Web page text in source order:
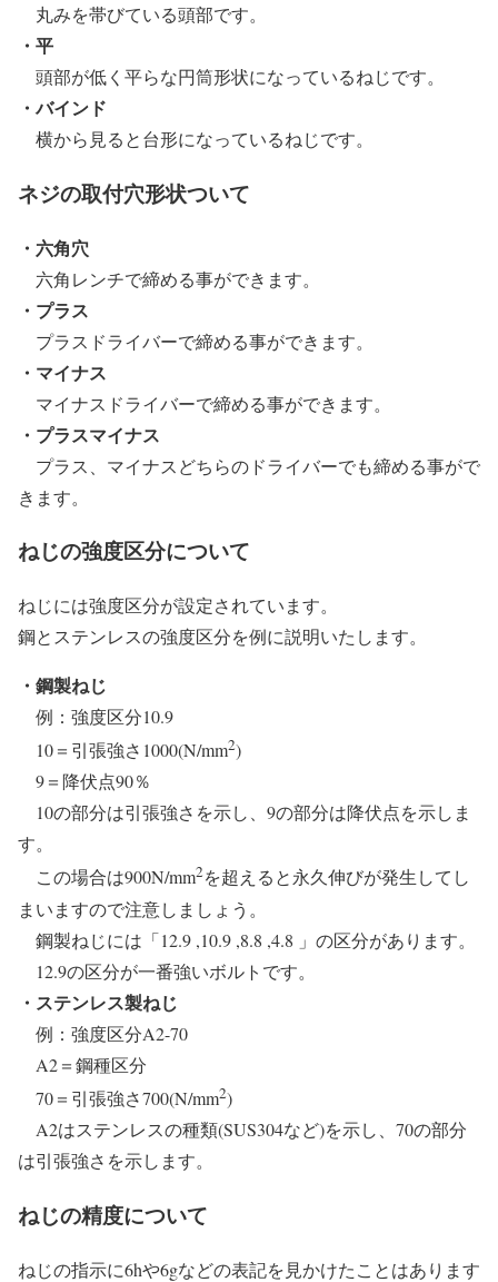
丸みを帯びている頭部です。
・平
頭部が低く平らな円筒形状になっているねじです。
・バインド
横から見ると台形になっているねじです。
ネジの取付穴形状ついて
・六角穴
六角レンチで締める事ができます。
・プラス
プラスドライバーで締める事ができます。
・マイナス
マイナスドライバーで締める事ができます。
・プラスマイナス
プラス、マイナスどちらのドライバーでも締める事がで
きます。
ねじの強度区分について
ねじには強度区分が設定されています。
鋼とステンレスの強度区分を例に説明いたします。
・鋼製ねじ
例：強度区分10.9
10＝引張強さ1000(N/mm2)
9＝降伏点90％
10の部分は引張強さを示し、9の部分は降伏点を示しま
す。
この場合は900N/mm2を超えると永久伸びが発生してし
まいますので注意しましょう。
鋼製ねじには「12.9 ,10.9 ,8.8 ,4.8 」の区分があります。
12.9の区分が一番強いボルトです。
・ステンレス製ねじ
例：強度区分A2-70
A2＝鋼種区分
70＝引張強さ700(N/mm2)
A2はステンレスの種類(SUS304など)を示し、70の部分
は引張強さを示します。
ねじの精度について
ねじの指示に6hや6gなどの表記を見かけたことはあります